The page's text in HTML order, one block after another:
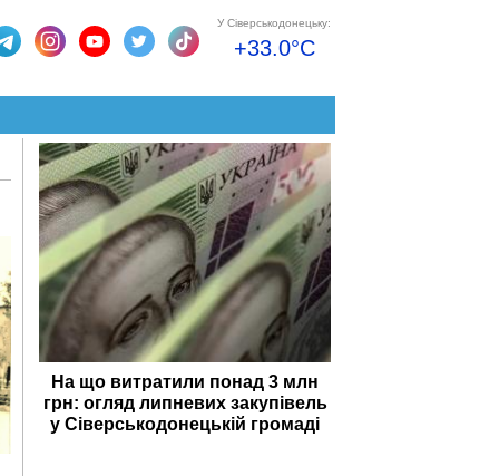
У Сіверськодонецьку:
+33.0°C
На що витратили понад 3 млн
грн: огляд липневих закупівель
у Сіверськодонецькій громаді